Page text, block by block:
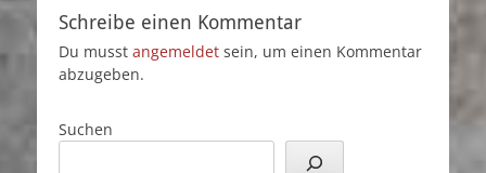
Schreibe einen Kommentar
Du musst angemeldet sein, um einen Kommentar
abzugeben.
Suchen